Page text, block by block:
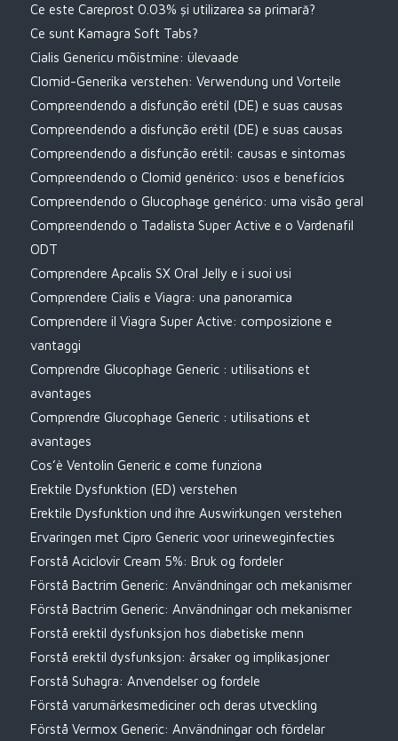
Ce este Careprost 0.03% și utilizarea sa primară?
Ce sunt Kamagra Soft Tabs?
Cialis Genericu mõistmine: ülevaade
Clomid-Generika verstehen: Verwendung und Vorteile
Compreendendo a disfunção erétil (DE) e suas causas
Compreendendo a disfunção erétil (DE) e suas causas
Compreendendo a disfunção erétil: causas e sintomas
Compreendendo o Clomid genérico: usos e benefícios
Compreendendo o Glucophage genérico: uma visão geral
Compreendendo o Tadalista Super Active e o Vardenafil
ODT
Comprendere Apcalis SX Oral Jelly e i suoi usi
Comprendere Cialis e Viagra: una panoramica
Comprendere il Viagra Super Active: composizione e
vantaggi
Comprendre Glucophage Generic : utilisations et
avantages
Comprendre Glucophage Generic : utilisations et
avantages
Cos’è Ventolin Generic e come funziona
Erektile Dysfunktion (ED) verstehen
Erektile Dysfunktion und ihre Auswirkungen verstehen
Ervaringen met Cipro Generic voor urineweginfecties
Forstå Aciclovir Cream 5%: Bruk og fordeler
Förstå Bactrim Generic: Användningar och mekanismer
Förstå Bactrim Generic: Användningar och mekanismer
Forstå erektil dysfunksjon hos diabetiske menn
Forstå erektil dysfunksjon: årsaker og implikasjoner
Forstå Suhagra: Anvendelser og fordele
Förstå varumärkesmediciner och deras utveckling
Förstå Vermox Generic: Användningar och fördelar